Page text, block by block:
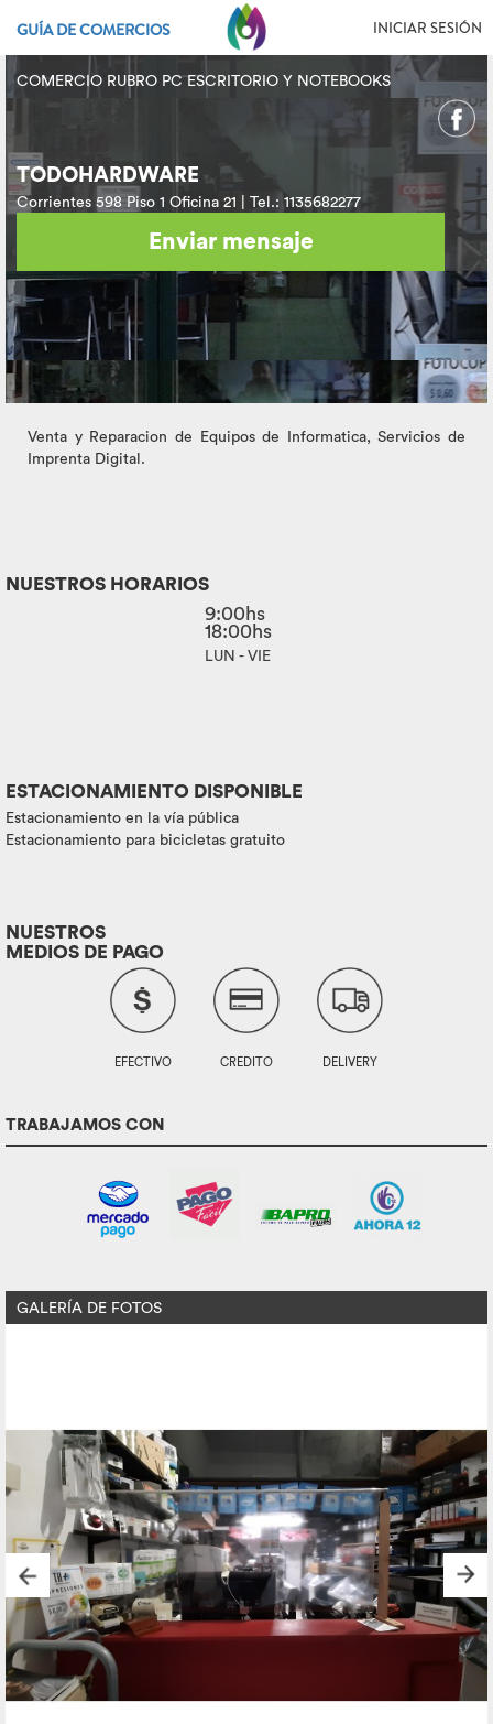
GUÍA DE COMERCIOS INICIAR SESIÓN
COMERCIO RUBRO PC ESCRITORIO Y NOTEBOOKS
TODOHARDWARE
Corrientes 598 Piso 1 Oficina 21 | Tel.: 1135682277
Enviar mensaje
Venta y Reparacion de Equipos de Informatica, Servicios de
Imprenta Digital.
NUESTROS HORARIOS
9:00hs
18:00hs
LUN - VIE
ESTACIONAMIENTO DISPONIBLE
Estacionamiento en la vía pública
Estacionamiento para bicicletas gratuito
NUESTROS
MEDIOS DE PAGO
EFECTIVO CREDITO DELIVERY
TRABAJAMOS CON
GALERÍA DE FOTOS